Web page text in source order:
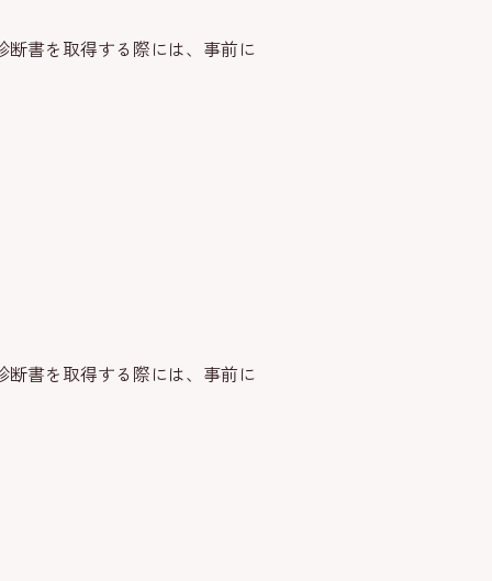
書を取得する際には、事前に
書を取得する際には、事前に